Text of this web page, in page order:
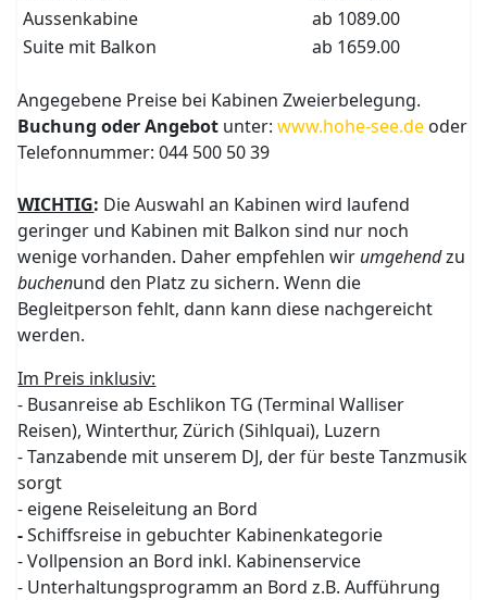
Aussenkabine
ab 1089.00
Suite mit Balkon
ab 1659.00
Angegebene Preise bei Kabinen Zweierbelegung.
Buchung oder Angebot unter:www.hohe-see.de oder
Telefonnummer: 044 500 50 39
WICHTIG: Die Auswahl an Kabinen wird laufend
geringer und Kabinen mit Balkon sind nur noch
wenige vorhanden. Daher empfehlen wir umgehendzu
buchenund den Platz zu sichern. Wenn die
Begleitperson fehlt, dann kann diese nachgereicht
werden.
Im Preis inklusiv:
- Busanreise ab Eschlikon TG (Terminal Walliser
Reisen), Winterthur, Zürich (Sihlquai), Luzern
- Tanzabende mit unserem DJ, der für beste Tanzmusik
sorgt
- eigene Reiseleitung an Bord
-Schiffsreise in gebuchter Kabinenkategorie
- Vollpension an Bord inkl. Kabinenservice
- Unterhaltungsprogramm an Bord z.B. Aufführung